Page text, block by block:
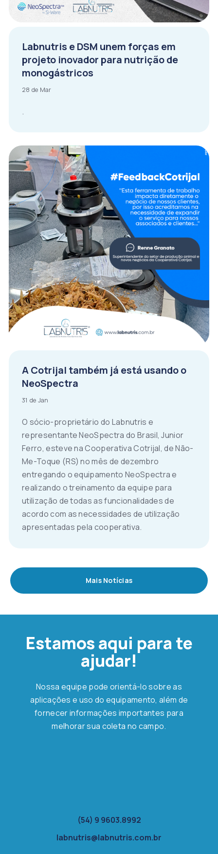
Labnutris e DSM unem forças em
projeto inovador para nutrição de
monogástricos
28 de Mar
.
A Cotrijal também já está usando o
NeoSpectra
31 de Jan
O sócio-proprietário do Labnutris e
representante NeoSpectra do Brasil, Junior
Ferro, esteve na Cooperativa Cotrijal, de Não-
Me-Toque (RS) no mês de dezembro
entregando o equipamento NeoSpectra e
realizando o treinamento da equipe para
utilização de todas as funcionalidades de
acordo com as necessidades de utilização
apresentadas pela cooperativa.
Mais Notícias
Estamos aqui para te
ajudar!
Nossa equipe pode orientá-lo sobre as
aplicações e uso do equipamento, além de
fornecer informações importantes para
melhorar sua coleta no campo.
(54) 9 9603.8992
labnutris@labnutris.com.br